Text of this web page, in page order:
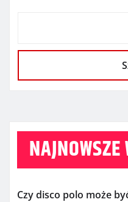
Czy disco polo może